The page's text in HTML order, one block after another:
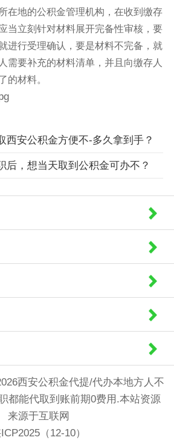
在地的公积金管理机构，在收到缴存
当立刻针对材料展开完备性审核，要
进行受理确认，要是材料不完备，就
需要补充的材料清单，并且向缴存人
的材料。
西安公积金方便不-多久拿到手？
后，想当天取到公积金可办不？
西安公积金代提/代办本地方人不
都能代取到账前期0费用.本站资源
来源于互联网
ICP2025（12-10）